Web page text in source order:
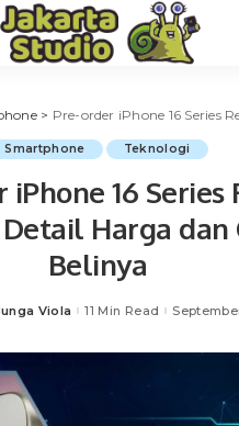
> Pre-order iPhone 16 Series Resmi Dibuka: Detail Harga
Smartphone Teknologi
iPhone 16 Series
Harga dan
Belinya
Viola 11 Min Read